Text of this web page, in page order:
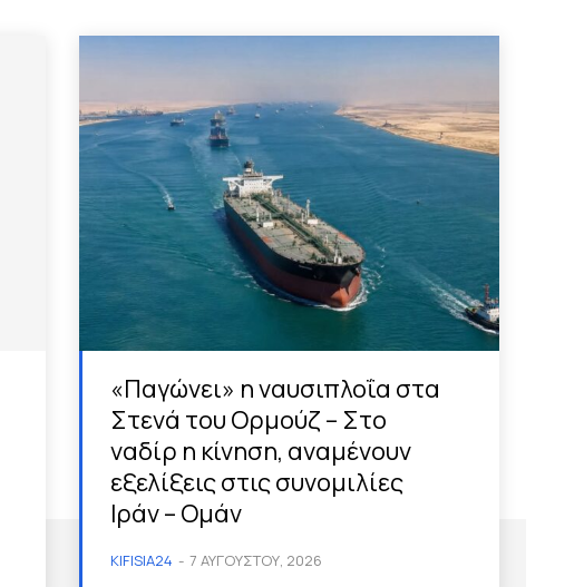
«Παγώνει» η ναυσιπλοΐα στα
Στενά του Ορμούζ – Στο
ναδίρ η κίνηση, αναμένουν
εξελίξεις στις συνομιλίες
Ιράν – Ομάν
KIFISIA24 - 7 ΑΥΓΟΎΣΤΟΥ, 2026